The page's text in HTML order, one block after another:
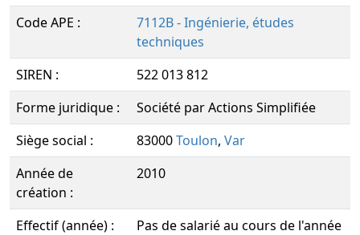
Code APE :
7112B - Ingénierie, études
techniques
SIREN :
522 013 812
Forme juridique :
Société par Actions Simplifiée
Siège social :
83000Toulon, Var
Année de
création :
2010
Effectif (année) :
Pas de salarié au cours de l'année